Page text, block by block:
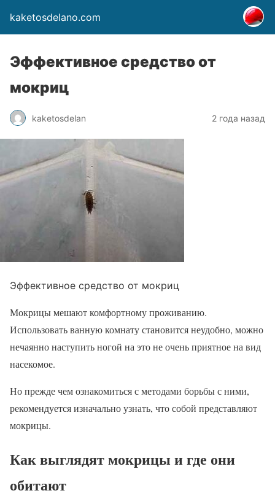
kaketosdelano.com
Эффективное средство от
мокриц
kaketosdelan 2 года назад
Эффективное средство от мокриц
Мокрицы мешают комфортному проживанию.
Использовать ванную комнату становится неудобно, можно
нечаянно наступить ногой на это не очень приятное на вид
насекомое.
Но прежде чем ознакомиться с методами борьбы с ними,
рекомендуется изначально узнать, что собой представляют
мокрицы.
Как выглядят мокрицы и где они
обитают